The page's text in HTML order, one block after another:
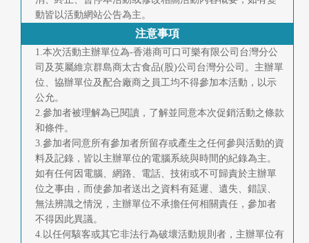
動皆以活動網站公告為主。
注意事項
1.本次活動主辦單位為-香港商可口可樂有限公司台灣分公
司及英屬維京群島商太古食品(股)公司台灣分公司。主辦單
位、協辦單位及配合廠商之員工均不得參加本活動，以示
公允。
2.參加者被理解為已閱讀，了解並同意本次促銷活動之條款
和條件。
3.參加者同意所有參加者所留存或產生之任何參與活動的資
料及記錄，皆以主辦單位的電腦系統與時間的紀錄為主。
如有任何因電腦、網路、電話、技術或不可歸責於主辦單
位之事由，而使參加者送出之資料有延遲、遺失、錯誤、
無法辨識之情況，主辦單位不承擔任何相關責任，參加者
不得因此異議。
4.以任何駭客或其它非法行為破壞活動規則者，主辦單位有